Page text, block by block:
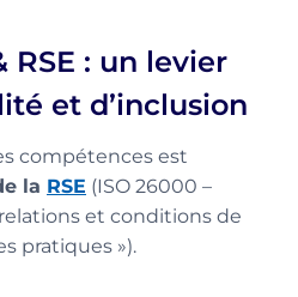
RSE : un levier
et d’inclusion
compétences est
la RSE (ISO 26000 –
et conditions de
pratiques »).